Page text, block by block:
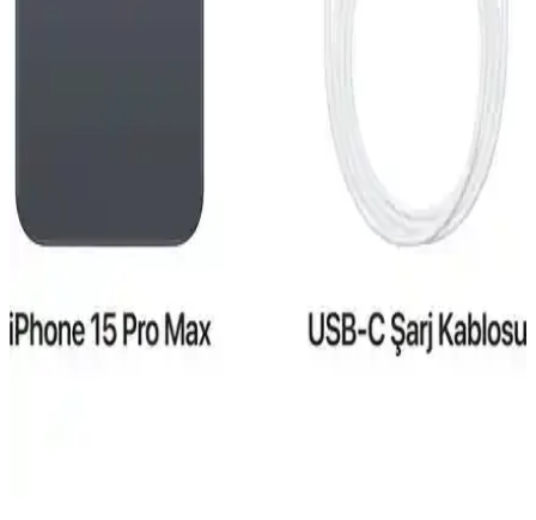
avantajlarıyla günlük ve profesyonel kullanımda fark yaratıyor.
Reeder S19 Max ve Pro Modellerinin Detaylı
Karşılaştırması 2023
ihtiyaçlarınıza daha uygun olduğunu öğrenin.
iPhone 15 Pro Taksit Seçenekleri ve Elektronik